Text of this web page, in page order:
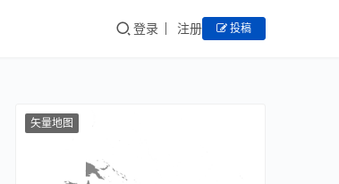
登录 注册 投稿
矢量地图